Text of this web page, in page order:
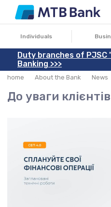
Individuals
Duty branches of PJSC
Banking >>>
home About the Bank News
До уваги